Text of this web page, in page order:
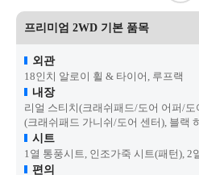
프리미엄 2WD 기본 품목
외관
18인치 알로이 휠 & 타이어, 루프랙
내장
리얼 스티치(크래쉬패드/도어 어퍼/
(크래쉬패드 가니쉬/도어 센터), 블랙
시트
1열 통풍시트, 인조가죽 시트(패턴), 2
편의